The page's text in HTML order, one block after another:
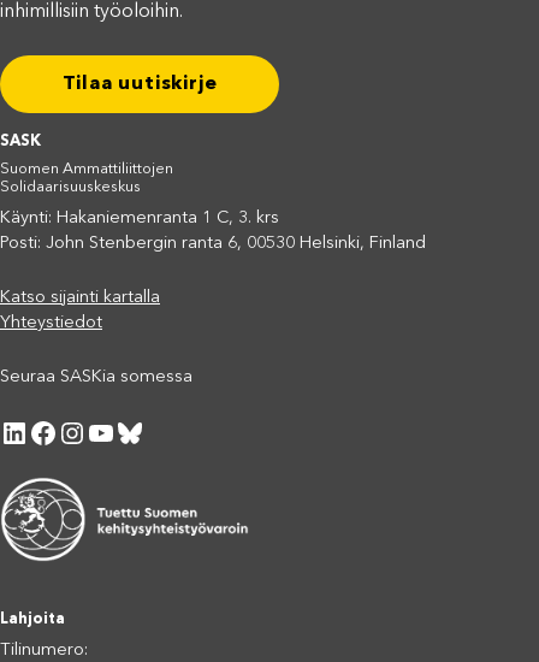
inhimillisiin työoloihin.
Tilaa uutiskirje
SASK
Suomen Ammattiliittojen
Solidaarisuuskeskus
Käynti: Hakaniemenranta 1 C, 3. krs
Posti: John Stenbergin ranta 6, 00530 Helsinki, Finland
Katso sijainti kartalla
Yhteystiedot
Seuraa SASKia somessa
LinkedIn Facebook Instagram YouTube Bluesky
Lahjoita
Tilinumero: